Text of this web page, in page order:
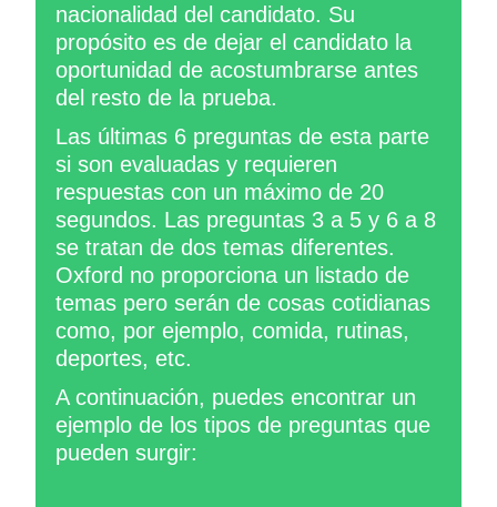
nacionalidad del candidato. Su
propósito es de dejar el candidato la
oportunidad de acostumbrarse antes
del resto de la prueba.
Las últimas 6 preguntas de esta parte
si son evaluadas y requieren
respuestas con un máximo de 20
segundos. Las preguntas 3 a 5 y 6 a 8
se tratan de dos temas diferentes.
Oxford no proporciona un listado de
temas pero serán de cosas cotidianas
como, por ejemplo, comida, rutinas,
deportes, etc.
A continuación, puedes encontrar un
ejemplo de los tipos de preguntas que
pueden surgir: